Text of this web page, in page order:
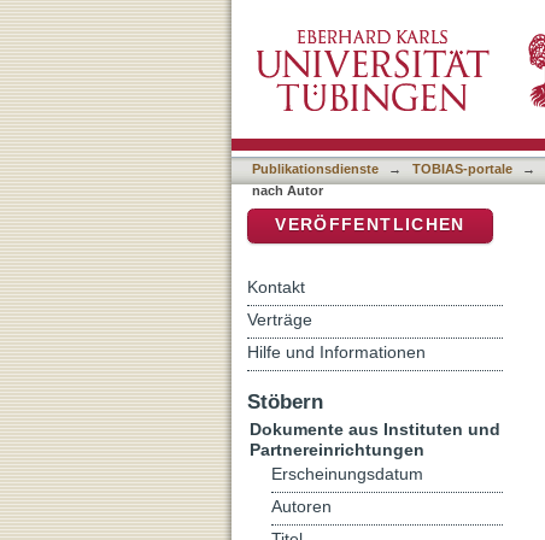
Publikationsdienste → TOBIAS-portale →
nach Autor
VERÖFFENTLICHEN
Kontakt
Verträge
Hilfe und Informationen
Stöbern
Dokumente aus Instituten und
Partnereinrichtungen
Erscheinungsdatum
Autoren